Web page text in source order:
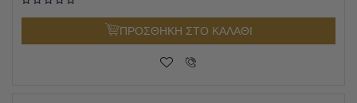
ΠΡΟΣΘΗΚΗ ΣΤΟ ΚΑΛΑΘΙ